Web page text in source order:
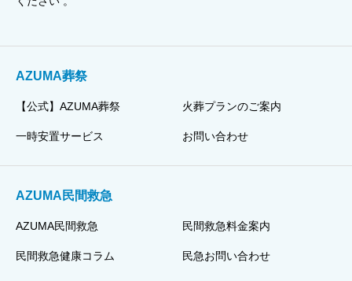
AZUMA葬祭
【公式】AZUMA葬祭 火葬プランのご案内
一時安置サービス お問い合わせ
AZUMA民間救急
AZUMA民間救急 民間救急料金案内
民間救急健康コラム 民急お問い合わせ